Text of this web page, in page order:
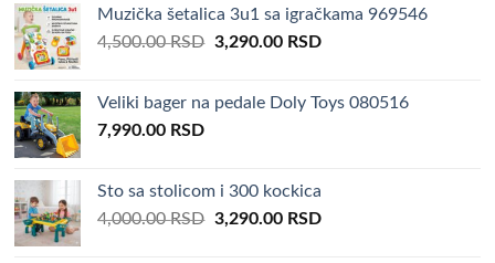
4,000.00 RSD.3,290.00 RSD.
Muzička šetalica 3u1 sa igračkama 969546
4,500.00RSD Original
4,500.00 RSD.
3,290.00 RSDCurrent
3,290.00 RSD.
Veliki bager na pedale Doly Toys 080516
7,990.00 RSD
Sto sa stolicom i 300 kockica
4,000.00RSD Original
3,290.00 RSDCurrent